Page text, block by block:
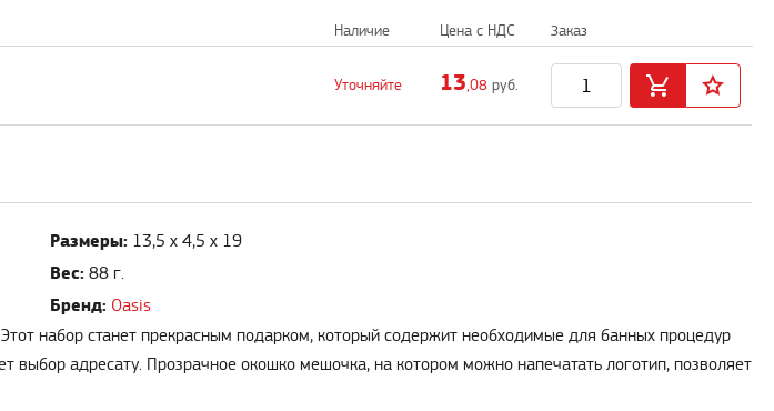
Наличие Цена с НДС Заказ
Уточняйте 13,08 руб.
Размеры: 13,5 х 4,5 х 19
Вес: 88 г.
Бренд: Oasis
набор станет прекрасным подарком, который содержит необходимые для банных процедур
выбор адресату. Прозрачное окошко мешочка, на котором можно напечатать логотип, позволяет